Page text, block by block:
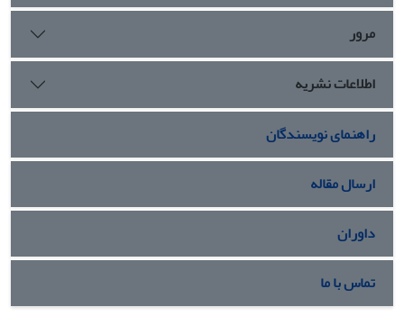
مرور
اطلاعات نشریه
راهنمای نویسندگان
ارسال مقاله
داوران
تماس با ما